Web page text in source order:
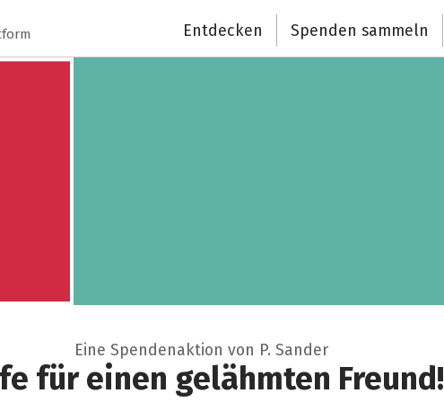
Entdecken Spenden sammeln
Eine Spendenaktion von P. Sander
für einen gelähmten Freund!
Schließen